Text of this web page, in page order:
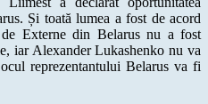
Și toată lumea a fost de acord
Externe din Belarus nu a fost
iar Alexander Lukashenko nu va
reprezentantului Belarus va fi